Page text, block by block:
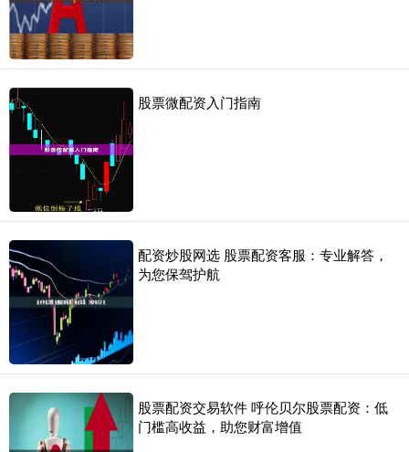
股票微配资入门指南
配资炒股网选 股票配资客服：专业解答，
为您保驾护航
股票配资交易软件 呼伦贝尔股票配资：低
门槛高收益，助您财富增值